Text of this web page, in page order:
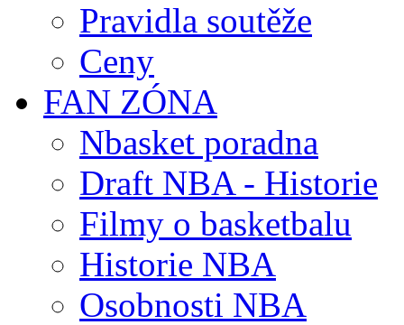
Pravidla soutěže
Ceny
FAN ZÓNA
Nbasket poradna
Draft NBA - Historie
Filmy o basketbalu
Historie NBA
Osobnosti NBA